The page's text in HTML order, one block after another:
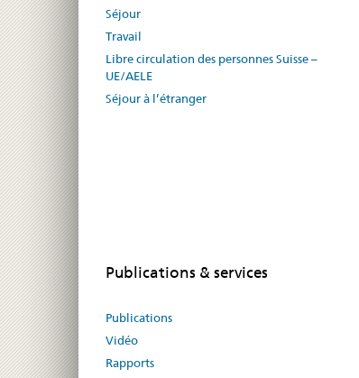
Séjour
Travail
Libre circulation des personnes Suisse –
UE/AELE
Séjour à l’étranger
Publications & services
Publications
Vidéo
Rapports